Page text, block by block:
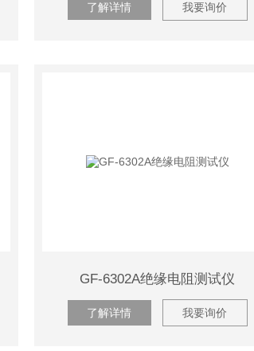
了解详情 我要询价
GF-6302A绝缘电阻测试仪
了解详情 我要询价